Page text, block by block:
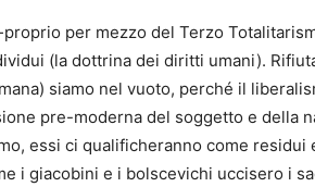
per mezzo del Terzo
(la dottrina dei diritti umani).
siamo nel vuoto, perché il
pre-moderna del soggetto e della
essi ci qualificheranno come residui
i giacobini e i bolscevichi uccisero i